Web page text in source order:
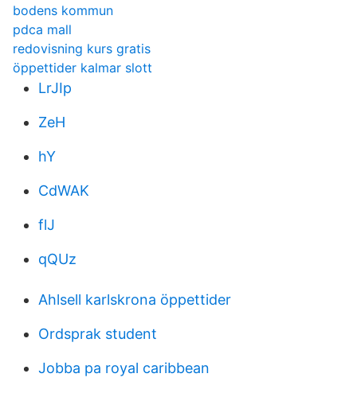
bodens kommun
pdca mall
redovisning kurs gratis
öppettider kalmar slott
LrJIp
ZeH
hY
CdWAK
flJ
qQUz
Ahlsell karlskrona öppettider
Ordsprak student
Jobba pa royal caribbean